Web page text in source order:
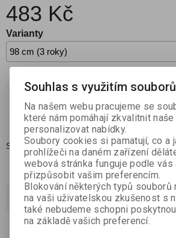
483 Kč
Varianty

Koupit
Přidat do oblíbených
Skladem:1
Dotaz na výrobek
Váš email *
Souhlas s využitím
Na našem webu pracujeme se
které nám pomáhají zkvalitnit
personalizovat nabídky.
Soubory cookies si pamatují, co a
prohlížeči na daném zařízení
webová stránka funguje podle vás
přizpůsobit vašim preferencím.
Blokování některých typů souborů
na vaši uživatelskou zkušenost s
také nebudeme schopni
na základě vašich preferencí.